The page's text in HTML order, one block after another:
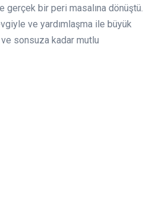
bir peri masalına dönüştü.
ve yardımlaşma ile büyük
sonsuza kadar mutlu